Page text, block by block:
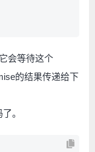
会等待这个
的结果传递给下
。